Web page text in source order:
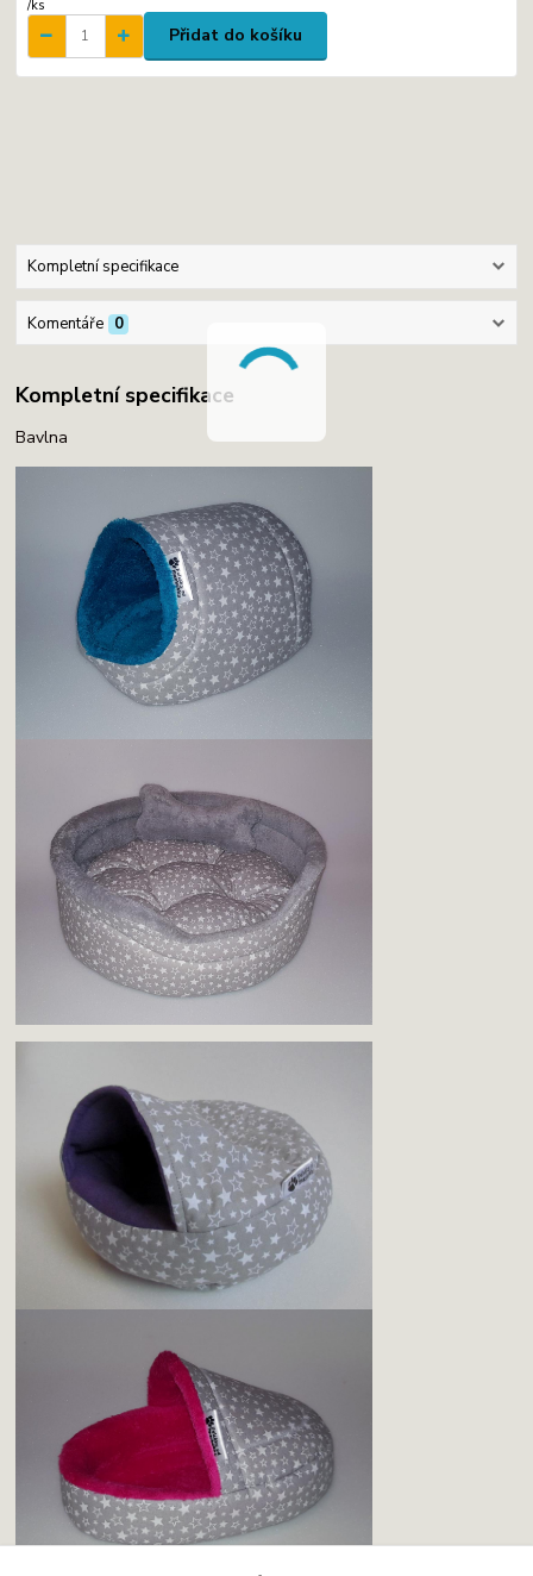
/ks
Přidat do košíku
Kompletní specifikace
Komentáře 0
Kompletní specifikace
Bavlna